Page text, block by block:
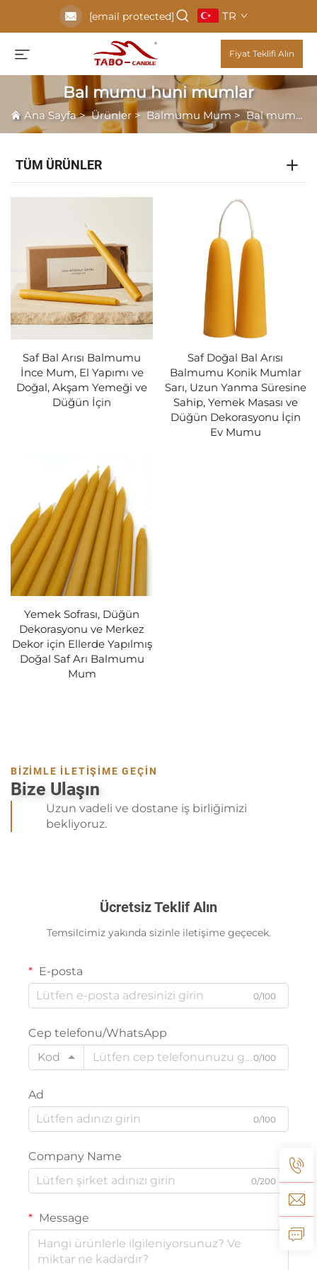
[email protected] TR
Fiyat Teklifi Alın
Bal mumu huni mumlar
Ana Sayfa>Ürünler >Balmumu Mum > Bal mumu huni mumlar
TÜM ÜRÜNLER
Saf Bal Arısı Balmumu
İnce Mum, El Yapımı ve
Doğal, Akşam Yemeği ve
Düğün İçin
Saf Doğal Bal Arısı
Balmumu Konik Mumlar
Sarı, Uzun Yanma Süresine
Sahip, Yemek Masası ve
Düğün Dekorasyonu İçin
Ev Mumu
Yemek Sofrası, Düğün
Dekorasyonu ve Merkez
Dekor için Ellerde Yapılmış
Doğal Saf Arı Balmumu
Mum
BİZİMLE İLETİŞİME GEÇİN
Bize Ulaşın
Uzun vadeli ve dostane iş birliğimizi
bekliyoruz.
Ücretsiz Teklif Alın
Temsilcimiz yakında sizinle iletişime geçecek.
E-posta
0/100
Cep telefonu/WhatsApp
Kod
0/100
Ad
0/100
Company Name
0/200
Message